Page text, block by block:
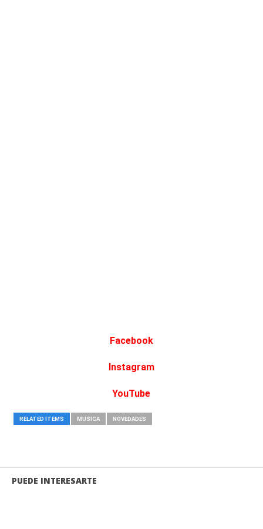
Facebook
Instagram
YouTube
RELATED ITEMS MUSICA NOVEDADES
PUEDE INTERESARTE